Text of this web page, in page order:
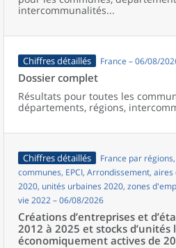
intercommunalités...
Chiffres détaillés France – 06/08/
Dossier complet
Résultats pour toutes les
départements, régions,
Chiffres détaillés
France par
communes, EPCI, Arrondissement,
2020, unités urbaines 2020, zones
vie 2022 – 06/08/2026
Créations d’entreprises et
2012 à 2025 et stocks d’unités
économiquement actives de